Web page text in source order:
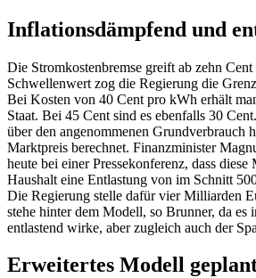
Inflationsdämpfend und
Die Stromkostenbremse greift ab zehn
Schwellenwert zog die Regierung die
Bei Kosten von 40 Cent pro kWh erhält
Staat. Bei 45 Cent sind es ebenfalls 30
über den angenommenen Grundverbrauch
Marktpreis berechnet. Finanzminister
heute bei einer Pressekonferenz, dass diese
Haushalt eine Entlastung von im Schnitt
Die Regierung stelle dafür vier Milliarden
stehe hinter dem Modell, so Brunner, da es
entlastend wirke, aber zugleich auch der
Erweitertes Modell